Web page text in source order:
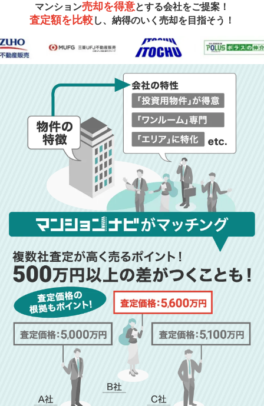
マンション売却を得意とする会社をご提案！
査定額を比較し、納得のいく売却を目指そう！